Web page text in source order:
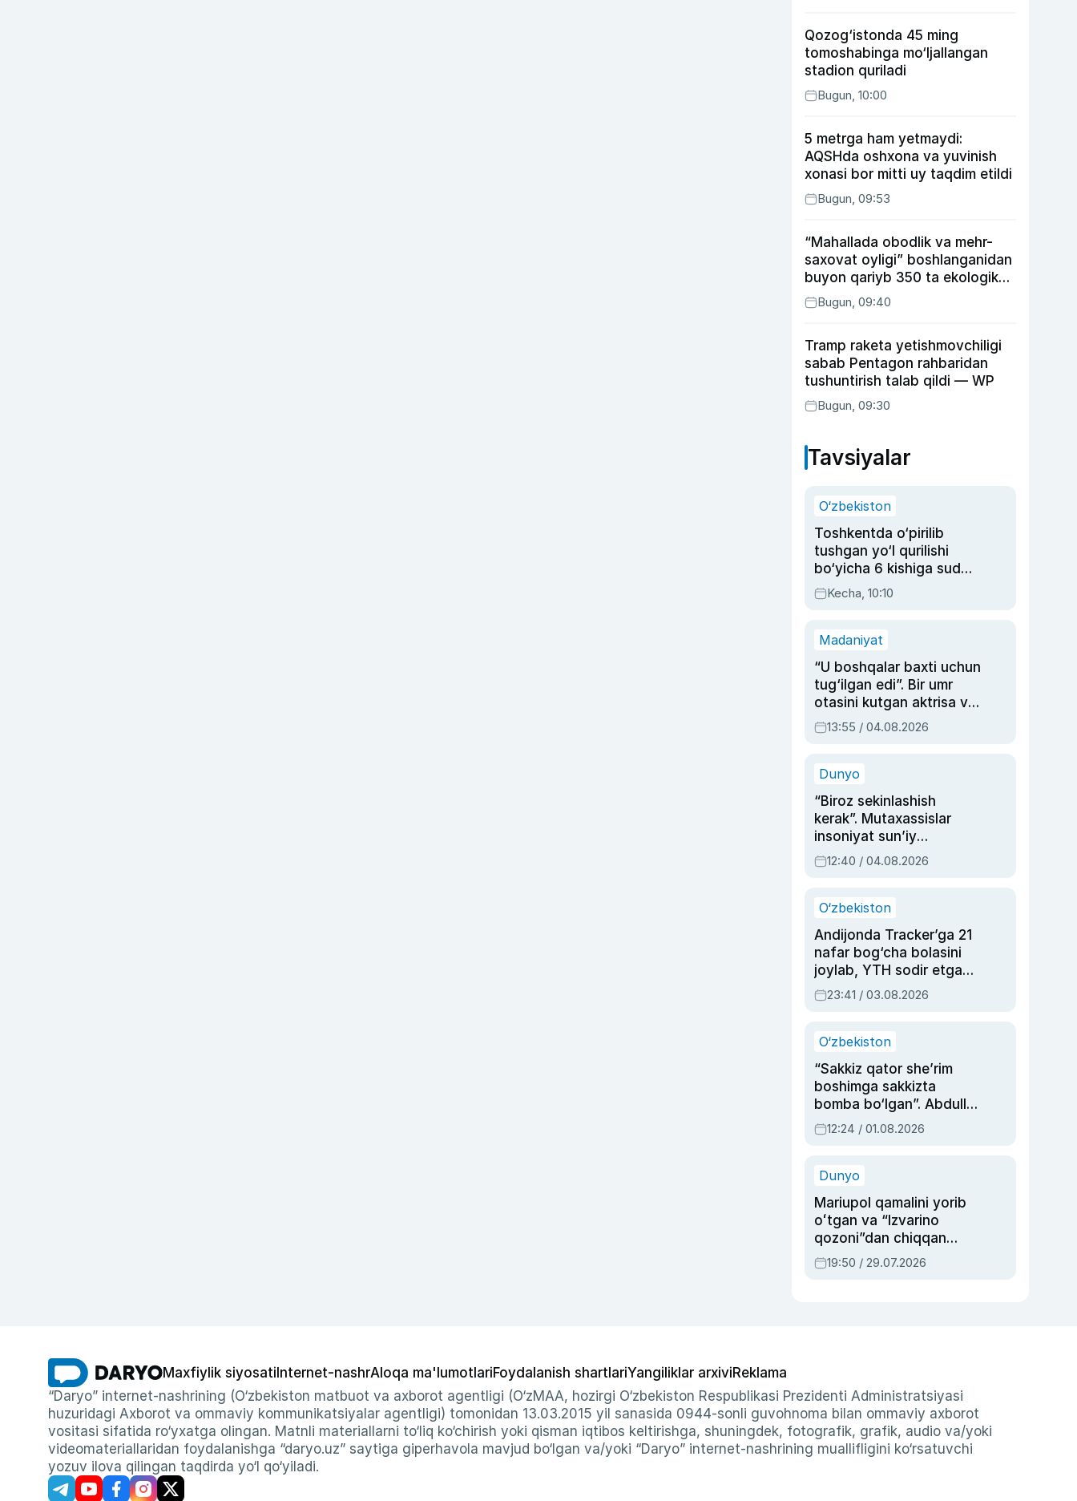
Qozog‘istonda 45 ming
tomoshabinga mo‘ljallangan
stadion quriladi
Bugun, 10:00
5 metrga ham yetmaydi:
AQSHda oshxona va yuvinish
xonasi bor mitti uy taqdim etildi
Bugun, 09:53
“Mahallada obodlik va mehr-
saxovat oyligi” boshlanganidan
buyon qariyb 350 ta ekologik
huquqbuzarlik aniqlandi
Bugun, 09:40
Tramp raketa yetishmovchiligi
sabab Pentagon rahbaridan
tushuntirish talab qildi — WP
Bugun, 09:30
Tavsiyalar
O‘zbekiston
Toshkentda o‘pirilib
tushgan yo‘l qurilishi
bo‘yicha 6 kishiga sud
hukmi o‘qildi
Kecha, 10:10
Madaniyat
“U boshqalar baxti uchun
tug‘ilgan edi”. Bir umr
otasini kutgan aktrisa va
dublyaj ustasi Rimma
Ahmedovaning
13:55 / 04.08.2026
Dunyo
“Biroz sekinlashish
kerak”. Mutaxassislar
insoniyat sun’iy
intellektni boshqara
olmay qolishidan xavotir
12:40 / 04.08.2026
O‘zbekiston
Andijonda Tracker’ga 21
nafar bog‘cha bolasini
joylab, YTH sodir etgan
ayolga sud hukmi o‘qildi
23:41 / 03.08.2026
O‘zbekiston
“Sakkiz qator she’rim
boshimga sakkizta
bomba bo‘lgan”. Abdulla
Oripovni siyosiy
ayblovlardan asrab
12:24 / 01.08.2026
Dunyo
Mariupol qamalini yorib
oʻtgan va “Izvarino
qozoni”dan chiqqan
qahramon — Ukraina
armiyasi bosh
19:50 / 29.07.2026
Maxfiylik siyosati Internet-nashrAloqa ma'lumotlariFoydalanish shartlariYangiliklar arxiviReklama
“Daryo” internet-nashrining (O‘zbekiston matbuot va axborot agentligi (O‘zMAA, hozirgi O‘zbekiston Respublikasi Prezidenti Administratsiyasi
huzuridagi Axborot va ommaviy kommunikatsiyalar agentligi) tomonidan 13.03.2015 yil sanasida 0944-sonli guvohnoma bilan ommaviy axborot
vositasi sifatida ro‘yxatga olingan. Matnli materiallarni to‘liq ko‘chirish yoki qisman iqtibos keltirishga, shuningdek, fotografik, grafik, audio va/yoki
videomateriallaridan foydalanishga “daryo.uz” saytiga giperhavola mavjud bo‘lgan va/yoki “Daryo” internet-nashrining muallifligini ko‘rsatuvchi
yozuv ilova qilingan taqdirda yo‘l qo‘yiladi.